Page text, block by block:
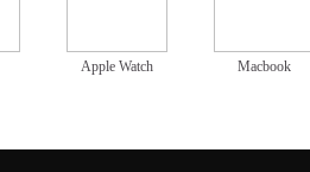
Apple Watch Macbook